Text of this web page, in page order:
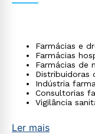
Farmácias e
Farmácias
Farmácias de
Distribuidoras
Indústria
Consultorias
Vigilância
Ler mais